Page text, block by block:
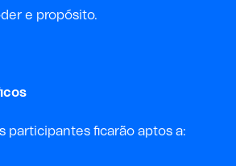
e propósito.
participantes ficarão aptos a: